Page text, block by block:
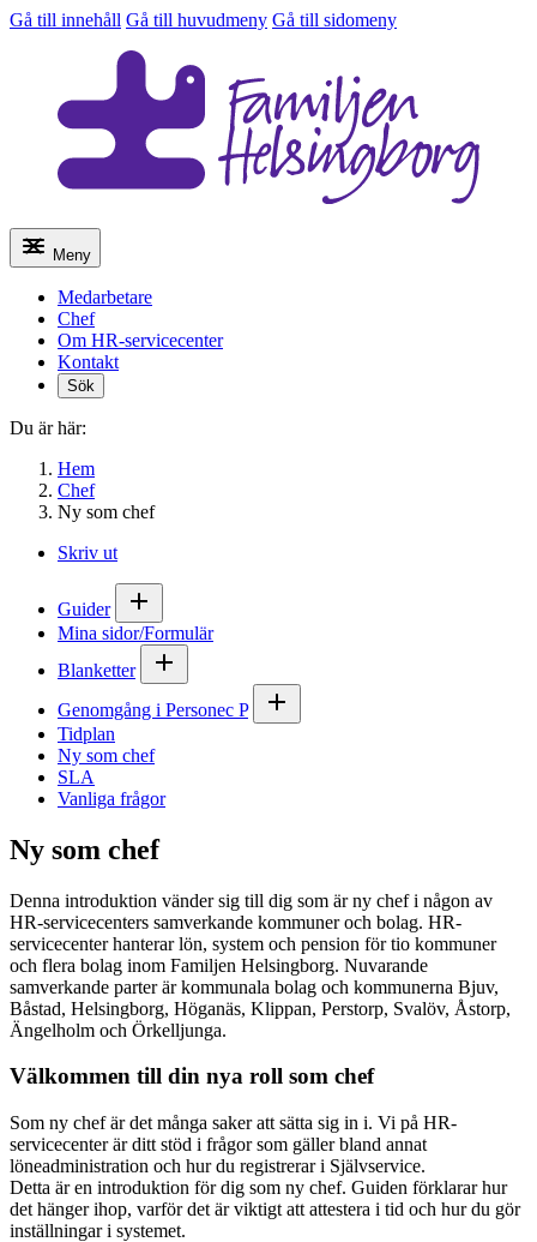
Gå till innehåll Gå till huvudmeny Gå till sidomeny
Meny
Medarbetare
Chef
Om HR-servicecenter
Kontakt
Sök
Du är här:
Hem
Chef
Ny som chef
Skriv ut
Guider
Mina sidor/Formulär
Blanketter
Genomgång i Personec P
Tidplan
Ny som chef
SLA
Vanliga frågor
Ny som chef
Denna introduktion vänder sig till dig som är ny chef i någon av
HR-servicecenters samverkande kommuner och bolag. HR-
servicecenter hanterar lön, system och pension för tio kommuner
och flera bolag inom Familjen Helsingborg. Nuvarande
samverkande parter är kommunala bolag och kommunerna Bjuv,
Båstad, Helsingborg, Höganäs, Klippan, Perstorp, Svalöv, Åstorp,
Ängelholm och Örkelljunga.
Välkommen till din nya roll som chef
Som ny chef är det många saker att sätta sig in i. Vi på HR-
servicecenter är ditt stöd i frågor som gäller bland annat
löneadministration och hur du registrerar i Självservice.
Detta är en introduktion för dig som ny chef. Guiden förklarar hur
det hänger ihop, varför det är viktigt att attestera i tid och hur du gör
inställningar i systemet.